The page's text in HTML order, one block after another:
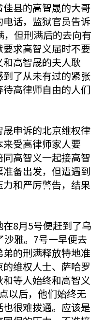
县的高智晟的大哥
话，监狱官员告诉
但刑满后的去向有
求高智义届时不要
高智晟的夫人耿
了从未有过的紧张
高律师自由的人们
申诉的北京维权律
受高律师家人要
高智义一起接高智
备出发，但遭遇到
和严厉警告，结果
8月5号便赶到了乌
雅。7号一早便去
的刑满释放特地准
维权人士、萨哈罗
等人始终和高智义
以后，他们始终无
很难拨通。应该是